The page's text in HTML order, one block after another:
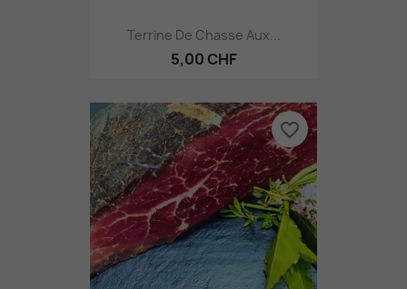
Terrine De Chasse Aux...
5,00 CHF
favorite_border